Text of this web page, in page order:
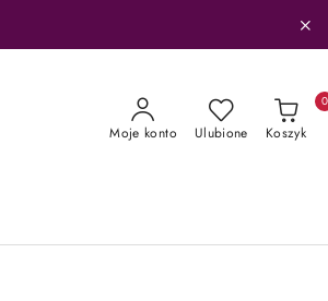
Moje konto Ulubione Koszyk
0